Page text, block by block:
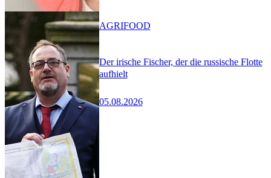
Der irische Fischer, der die russische Flotte
aufhielt
05.08.2026
AGRIFOOD